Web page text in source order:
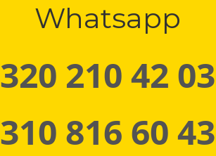
Whatsapp
320 210 42 03
310 816 60 43